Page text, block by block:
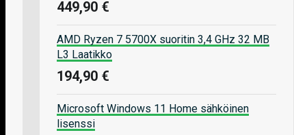
449,90 €
AMD Ryzen 7 5700X suoritin 3,4 GHz 32 MB
L3 Laatikko
194,90 €
Microsoft Windows 11 Home sähköinen
lisenssi